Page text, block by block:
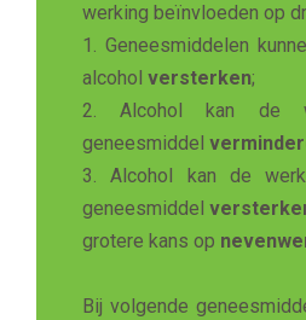
werking beïnvloeden op
1. Geneesmiddelen
alcohol versterken;
2. Alcohol kan de
geneesmiddel
3. Alcohol kan de
geneesmiddel
grotere kans op
Bij volgende